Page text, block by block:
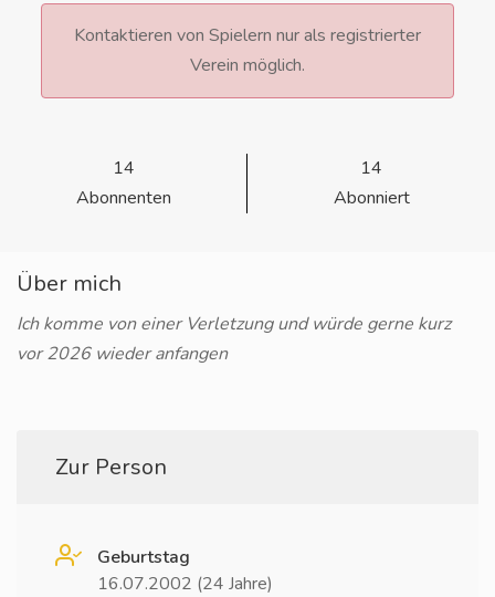
Kontaktieren von Spielern nur als registrierter
Verein möglich.
14
Abonnenten
14
Abonniert
Über mich
Ich komme von einer Verletzung und würde gerne kurz
vor 2026 wieder anfangen
Zur Person
Geburtstag
16.07.2002 (24 Jahre)